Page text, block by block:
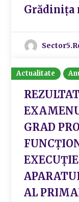
Grădinița
Actualitate
GRAD
AL